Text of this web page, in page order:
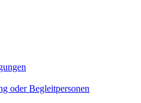
oder Begleitpersonen